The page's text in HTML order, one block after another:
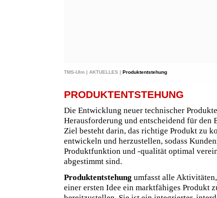
TMS-Ulm | AKTUELLES | Produktentstehung
PRODUKTENTSTEHUNG
Die Entwicklung neuer technischer
Herausforderung und entscheidend für den
Ziel besteht darin, das richtige Produkt zu
entwickeln und herzustellen, sodass
Produktfunktion und -qualität optimal
abgestimmt sind.
Produktentstehung umfasst alle
einer ersten Idee ein marktfähiges Produkt